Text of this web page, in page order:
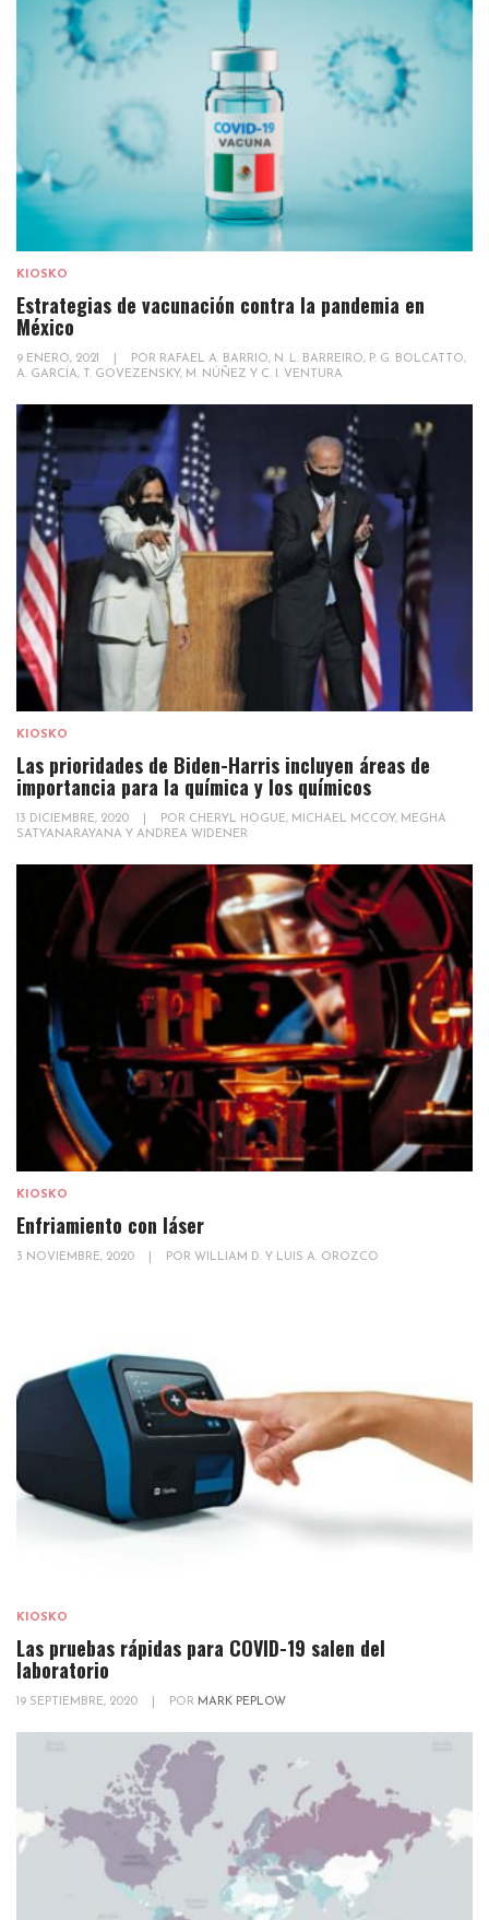
KIOSKO
Estrategias de vacunación contra la pandemia en
México
9 ENERO, 2021 POR RAFAEL A. BARRIO, N. L. BARREIRO, P. G. BOLCATTO,
A. GARCÍA, T. GOVEZENSKY, M. NÚÑEZ Y C. I. VENTURA
KIOSKO
Las prioridades de Biden-Harris incluyen áreas de
importancia para la química y los químicos
13 DICIEMBRE, 2020 POR CHERYL HOGUE, MICHAEL MCCOY, MEGHA
SATYANARAYANA Y ANDREA WIDENER
KIOSKO
Enfriamiento con láser
3 NOVIEMBRE, 2020 POR WILLIAM D. Y LUIS A. OROZCO
KIOSKO
Las pruebas rápidas para COVID-19 salen del
laboratorio
19 SEPTIEMBRE, 2020 POR MARK PEPLOW